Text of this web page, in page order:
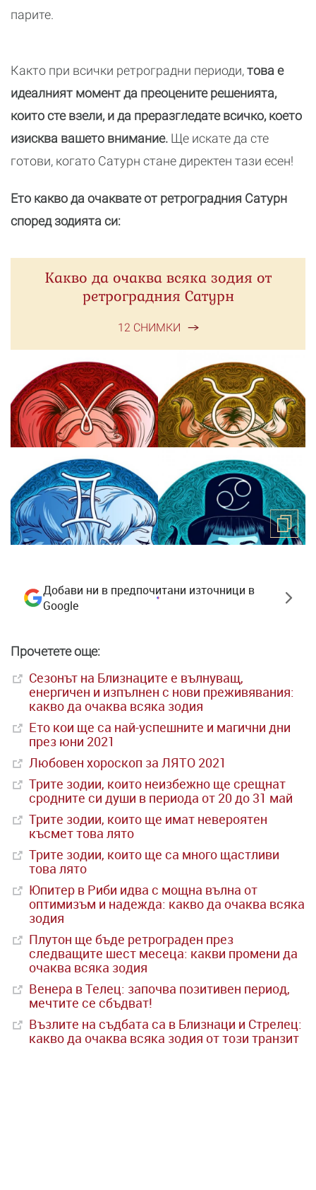
парите.
Както при всички ретроградни периоди,това е
идеалният момент да преоцените решенията,
които сте взели, и да преразгледате всичко, което
изисква вашето внимание. Ще искате да сте
готови, когато Сатурн стане директен тази есен!
Ето какво да очаквате от ретроградния Сатурн
според зодията си:
Какво да очаква всяка зодия от
ретроградния Сатурн
12 СНИМКИ
Добави ни в предпочитани източници в
Google
Прочетете още:
Сезонът на Близнаците е вълнуващ,
енергичен и изпълнен с нови преживявания:
какво да очаква всяка зодия
Ето кои ще са най-успешните и магични дни
през юни 2021
Любовен хороскоп за ЛЯТО 2021
Трите зодии, които неизбежно ще срещнат
сродните си души в периода от 20 до 31 май
Трите зодии, които ще имат невероятен
късмет това лято
Трите зодии, които ще са много щастливи
това лято
Юпитер в Риби идва с мощна вълна от
оптимизъм и надежда: какво да очаква всяка
зодия
Плутон ще бъде ретрограден през
следващите шест месеца: какви промени да
очаква всяка зодия
Венера в Телец: започва позитивен период,
мечтите се сбъдват!
Възлите на съдбата са в Близнаци и Стрелец:
какво да очаква всяка зодия от този транзит